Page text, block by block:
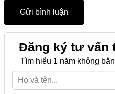
Đăng ký tư vấn
Tìm hiểu 1 năm không